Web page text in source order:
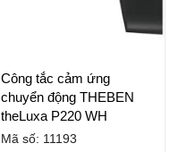
Công tắc cảm ứng
chuyển động THEBEN
theLuxa P220 WH
Mã số: 11193